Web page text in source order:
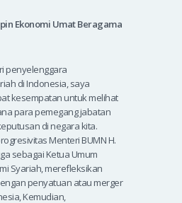
Ekonomi Umat Beragama
penyelenggara
di Indonesia, saya
kesempatan untuk melihat
para pemegang jabatan
di negara kita.
Menteri BUMN H.
sebagai Ketua Umum
Syariah, merefleksikan
penyatuan atau merger
Kemudian,